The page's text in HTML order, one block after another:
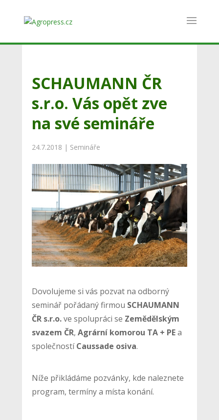
SCHAUMANN ČR
s.r.o. Vás opět zve
na své semináře
24.7.2018 | Semináře
Dovolujeme si vás pozvat na odborný
seminář pořádaný firmou SCHAUMANN
ČR s.r.o.ve spolupráci se Zemědělským
svazem ČR, Agrární komorou TA + PEa
společnostíCaussade osiva.
Níže přikládáme pozvánky, kde naleznete
program, termíny a místa konání.